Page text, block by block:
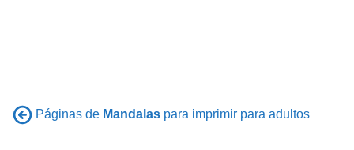
Páginas de Mandalas para imprimir para adultos